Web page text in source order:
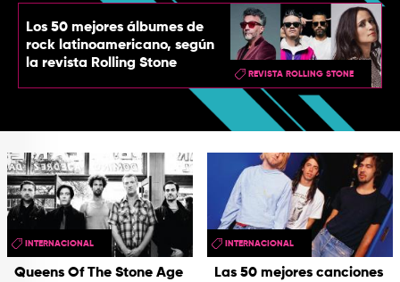
Los 50 mejores álbumes de
rock latinoamericano, según
la revista Rolling Stone
REVISTA ROLLING STONE
Queens Of The Stone Age
INTERNACIONAL
Las 50 mejores canciones
INTERNACIONAL